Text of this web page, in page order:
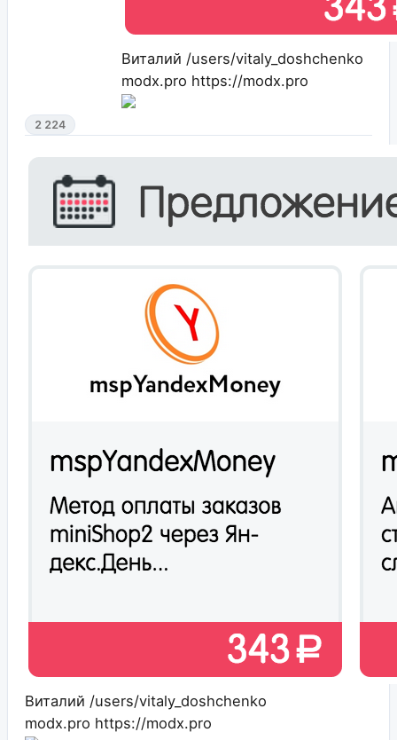
Виталий /users/vitaly_doshchenko
modx.pro https://modx.pro
2 224
Виталий /users/vitaly_doshchenko
modx.pro https://modx.pro